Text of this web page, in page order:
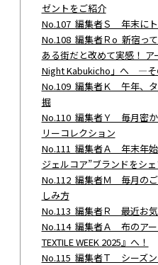
ゼントをご紹介
No.107 編集者Ｓ 年末に
No.108 編集者Ｒo 新宿っ
ある街だと改めて実感！ ア
Night Kabukicho」へ ―そ
No.109 編集者Ｋ 午年、
掘
No.110 編集者Ｙ 毎月密
リーコレクション
No.111 編集者Ａ 年末年
ジェルコア”ブランドをシ
No.112 編集者Ｍ 毎月の
しみ方
No.113 編集者Ｒ 最近お
No.114 編集者Ａ 布のアー
TEXTILE WEEK 2025』へ！
No.115 編集者Ｔ シーズン